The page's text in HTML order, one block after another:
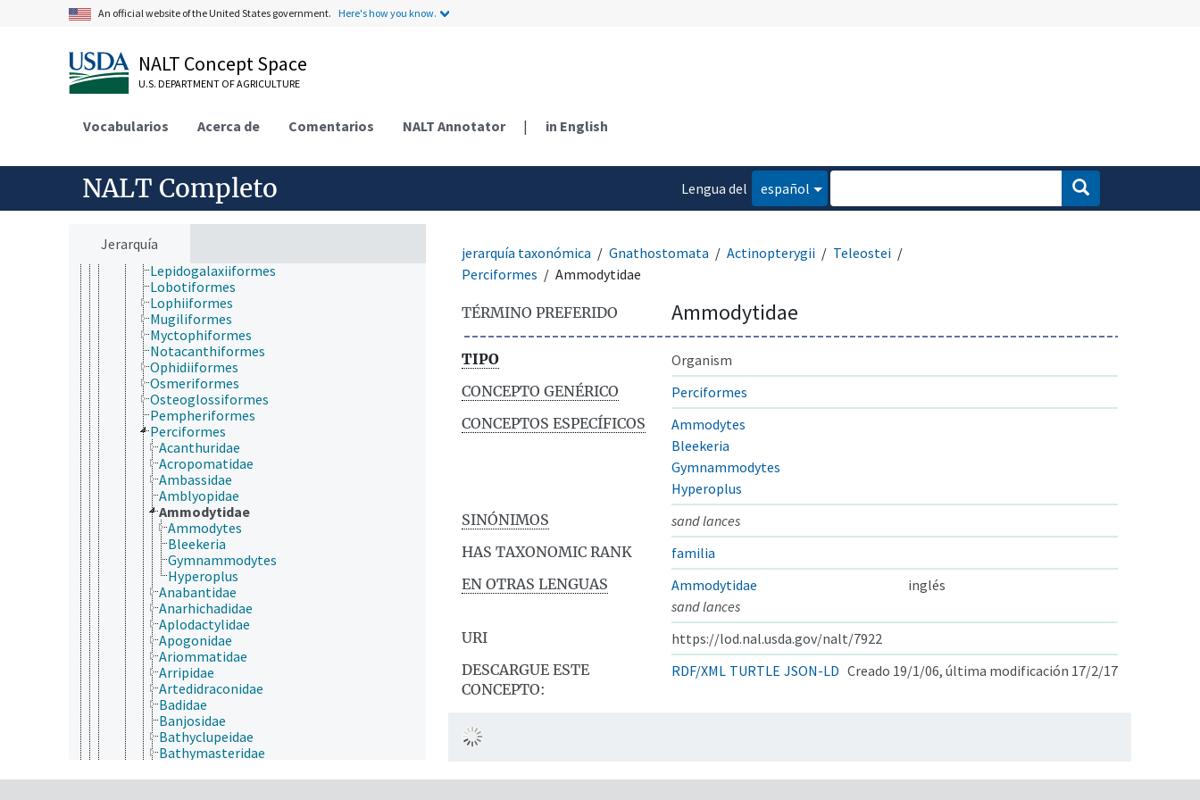
An official website of the United States government. Here's how you know.
NALT Concept Space
U.S. DEPARTMENT OF AGRICULTURE
Vocabularios Acerca de Comentarios NALT Annotator | in English
NALT Completo
Lengua del
español
Jerarquía
Cypriniformes
Ephippiformes
Esociformes
Gadiformes
Gobiiformes
Hidontiformes
Holocentriformes
Istiophoriformes
Kurtiformes
Labriformes
Lampriformes
Lepidogalaxiiformes
Lobotiformes
Lophiiformes
Mugiliformes
Myctophiformes
Notacanthiformes
Ophidiiformes
Osmeriformes
Osteoglossiformes
Pempheriformes
Perciformes
Acanthuridae
Acropomatidae
Ambassidae
Amblyopidae
Ammodytidae
Ammodytes
Bleekeria
Gymnammodytes
Hyperoplus
Anabantidae
Anarhichadidae
Aplodactylidae
Apogonidae
Ariommatidae
Arripidae
Artedidraconidae
Badidae
Banjosidae
Bathyclupeidae
Bathymasteridae
Bovichtidae
jerarquía taxonómica Gnathostomata Actinopterygii
Teleostei
Perciformes
Ammodytidae
TÉRMINO PREFERIDO Ammodytidae
TIPO
Organism
CONCEPTO GENÉRICO
Perciformes
CONCEPTOS ESPECÍFICOS
Ammodytes
Bleekeria
Gymnammodytes
Hyperoplus
SINÓNIMOS
sand lances
HAS TAXONOMIC RANK
familia
EN OTRAS LENGUAS
Ammodytidae
inglés
sand lances
URI
https://lod.nal.usda.gov/nalt/7922
DESCARGUE ESTE
CONCEPTO:
RDF/XML TURTLE JSON-LD Creado 19/1/06, última modificación 17/2/17